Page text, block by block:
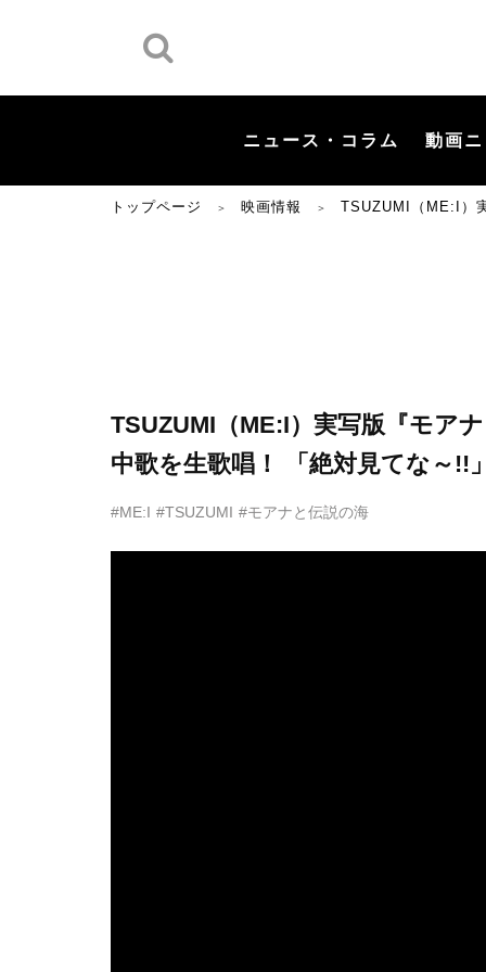
ニュース・コラム 動画
トップページ ＞ 映画情報 ＞ TSUZUMI（ME:I）
TSUZUMI（ME:I）実写版『モア
中歌を生歌唱！ 「絶対見てな～!!
#ME:I #TSUZUMI #モアナと伝説の海